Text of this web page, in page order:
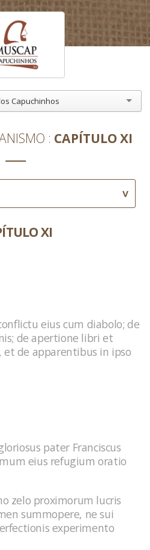
Capuchinhos
CAPÍTULO XI
XI
eius cum diabolo; de
de apertione libri et
et de apparentibus in ipso
pater Franciscus
eius refugium oratio
zelo proximorum lucris
summopere, ne sui
experimento